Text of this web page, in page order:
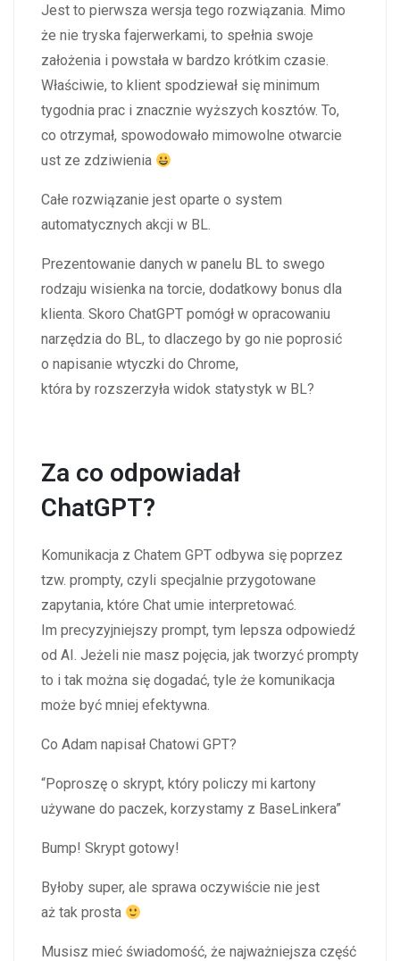
Jest to pierwsza wersja tego rozwiązania. Mimo
że nie tryska fajerwerkami, to spełnia swoje
założenia i powstała w bardzo krótkim czasie.
Właściwie, to klient spodziewał się minimum
tygodnia prac i znacznie wyższych kosztów. To,
co otrzymał, spowodowało mimowolne otwarcie
ust ze zdziwienia
Całe rozwiązanie jest oparte o system
automatycznych akcji w BL.
Prezentowanie danych w panelu BL to swego
rodzaju wisienka na torcie, dodatkowy bonus dla
klienta. Skoro ChatGPT pomógł w opracowaniu
narzędzia do BL, to dlaczego by go nie poprosić
o napisanie wtyczki do Chrome,
która by rozszerzyła widok statystyk w BL?
Za co odpowiadał
ChatGPT?
Komunikacja z Chatem GPT odbywa się poprzez
tzw. prompty, czyli specjalnie przygotowane
zapytania, które Chat umie interpretować.
Im precyzyjniejszy prompt, tym lepsza odpowiedź
od AI. Jeżeli nie masz pojęcia, jak tworzyć prompty
to i tak można się dogadać, tyle że komunikacja
może być mniej efektywna.
Co Adam napisał Chatowi GPT?
“Poproszę o skrypt, który policzy mi kartony
używane do paczek, korzystamy z BaseLinkera”
Bump! Skrypt gotowy!
Byłoby super, ale sprawa oczywiście nie jest
aż tak prosta
Musisz mieć świadomość, że najważniejsza część